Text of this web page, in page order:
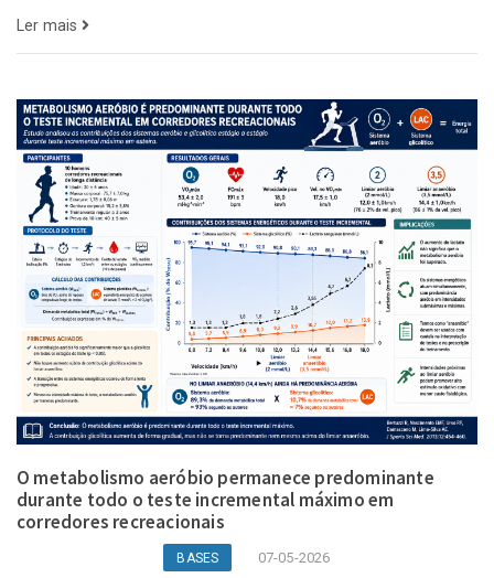
Ler mais
O metabolismo aeróbio permanece predominante
durante todo o teste incremental máximo em
corredores recreacionais
BASES 07-05-2026